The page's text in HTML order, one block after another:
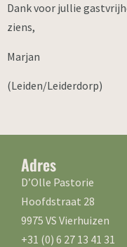
Dank voor jullie
ziens,
Marjan
(Leiden/Leiderdorp)
Adres
D’Olle Pastorie
Hoofdstraat 28
9975 VS Vierhuizen
+31 (0) 6 27 13 41 31